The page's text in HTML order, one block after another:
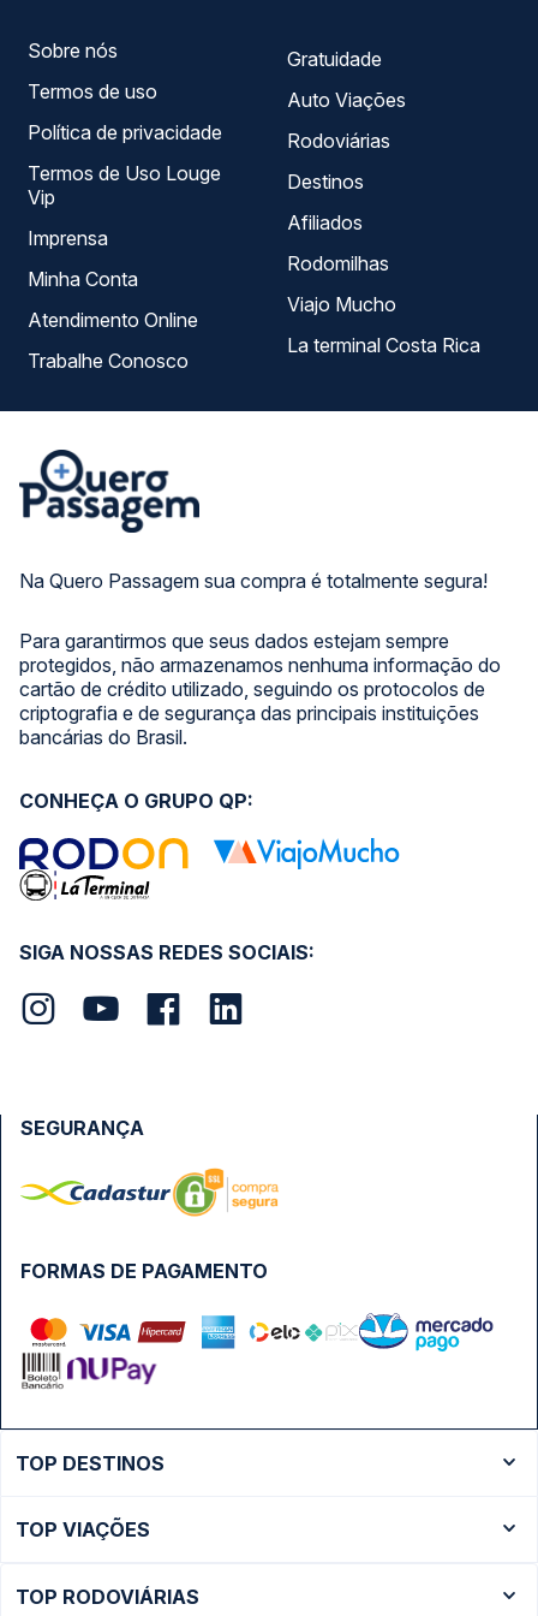
Na Quero Passagem sua compra é totalmente segura!
Para garantirmos que seus dados estejam sempre
protegidos, não armazenamos nenhuma informação do
cartão de crédito utilizado, seguindo os protocolos de
criptografia e de segurança das principais instituições
bancárias do Brasil.
Sobre nós
Termos de uso
Política de privacidade
Termos de Uso Louge
Vip
Imprensa
Minha Conta
Atendimento Online
Trabalhe Conosco
Gratuidade
Auto Viações
Rodoviárias
Destinos
Afiliados
Rodomilhas
Viajo Mucho
La terminal Costa Rica
SIGA NOSSAS REDES SOCIAIS:
CONHEÇA O GRUPO QP:
FORMAS DE PAGAMENTO
SEGURANÇA
TOP DESTINOS
Ônibus São Paulo
TOP VIAÇÕES
TOP RODOVIÁRIAS